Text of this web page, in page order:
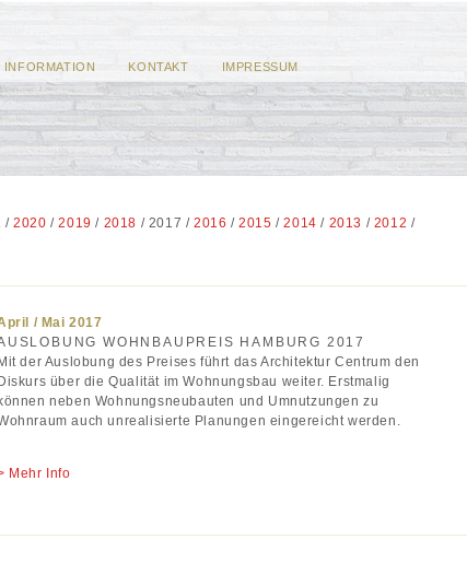
INFORMATION KONTAKT IMPRESSUM
/2020 /2019 / 2018 / 2017 / 2016 /2015 /2014 / 2013 / 2012 /
/ Mai 2017
WOHNBAUPREIS HAMBURG 2017
Mit der Auslobung des Preises führt das Architektur Centrum den
Diskurs über die Qualität im Wohnungsbau weiter. Erstmalig
können neben Wohnungsneubauten und Umnutzungen zu
auch unrealisierte Planungen eingereicht werden.
Mehr Info